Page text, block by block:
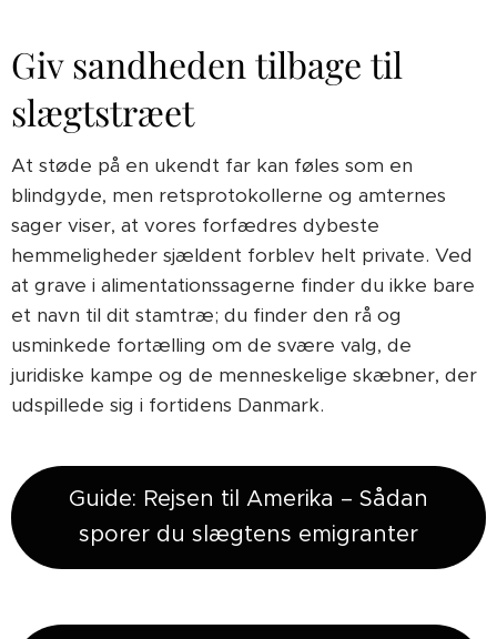
Giv sandheden tilbage til
slægtstræet
At støde på en ukendt far kan føles som en
blindgyde, men retsprotokollerne og amternes
sager viser, at vores forfædres dybeste
hemmeligheder sjældent forblev helt private. Ved
at grave i alimentationssagerne finder du ikke bare
et navn til dit stamtræ; du finder den rå og
usminkede fortælling om de svære valg, de
juridiske kampe og de menneskelige skæbner, der
udspillede sig i fortidens Danmark.
Guide: Rejsen til Amerika – Sådan
sporer du slægtens emigranter